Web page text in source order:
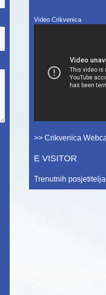
Video Crikvenica
>> Crikvenica
E VISITOR
Trenutnih